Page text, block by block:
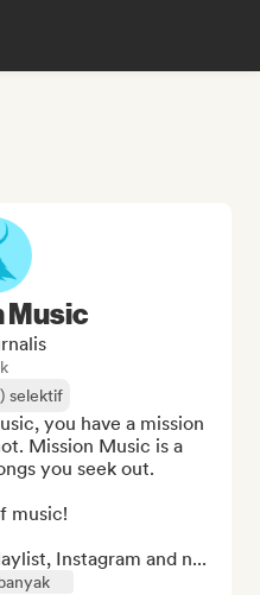
Music
selektif
you have a mission
Mission Music is a
you seek out.
music!
Instagram and n...